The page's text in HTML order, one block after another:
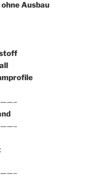
Ausbau